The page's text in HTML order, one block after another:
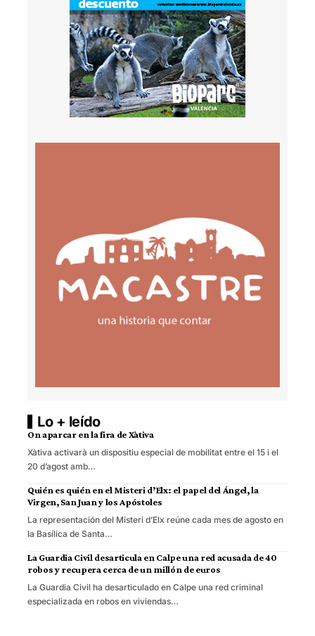
Lo + leído
On aparcar en la fira de Xàtiva
Xàtiva activarà un dispositiu especial de mobilitat entre el 15 i el
20 d’agost amb…
Quién es quién en el Misteri d’Elx: el papel del Ángel, la
Virgen, San Juan y los Apóstoles
La representación del Misteri d’Elx reúne cada mes de agosto en
la Basílica de Santa…
La Guardia Civil desarticula en Calpe una red acusada de 40
robos y recupera cerca de un millón de euros
La Guardia Civil ha desarticulado en Calpe una red criminal
especializada en robos en viviendas…